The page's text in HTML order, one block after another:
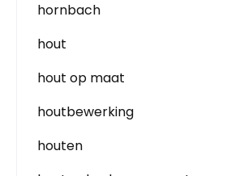
hornbach
hout
hout op maat
houtbewerking
houten